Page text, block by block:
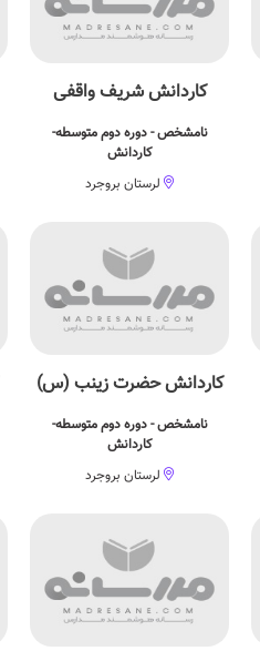
کاردانش شریف واقفی
نامشخص - دوره دوم متوسطه-
کاردانش
لرستان بروجرد
کاردانش حضرت زینب (س)
نامشخص - دوره دوم متوسطه-
کاردانش
لرستان بروجرد